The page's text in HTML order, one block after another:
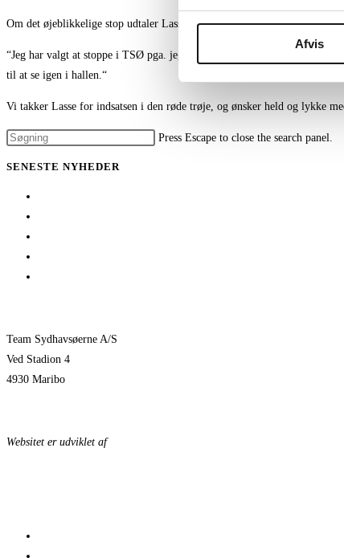
Afvis
Om det øjeblikkelige stop udtaler Lasse:
“Jeg har valgt at stoppe i TSØ pga. jeg gerne vil tættere på familien
til at se igen i hallen.“
Vi takker Lasse for indsatsen i den røde trøje, og ønsker held og lykke
Press Escape to close the search panel.
SENESTE NYHEDER
Team Sydhavsøerne A/S
Ved Stadion 4
4930 Maribo
Websitet er udviklet af